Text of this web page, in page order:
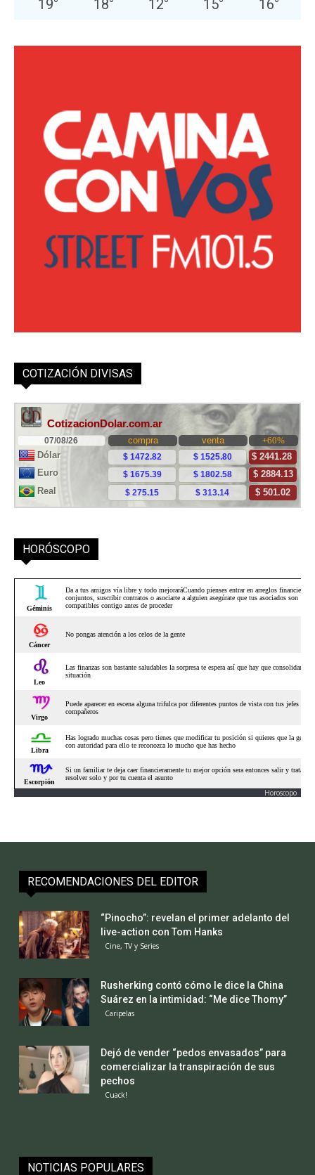
19° 18° 12° 15° 16°
COTIZACIÓN DIVISAS
HORÓSCOPO
Horoscopo
RECOMENDACIONES DEL EDITOR
“Pinocho”: revelan el primer adelanto del
live-action con Tom Hanks
Cine, TV y Series
Rusherking contó cómo le dice la China
Suárez en la intimidad: “Me dice Thomy”
Caripelas
Dejó de vender “pedos envasados” para
comercializar la transpiración de sus
pechos
Cuack!
NOTICIAS POPULARES